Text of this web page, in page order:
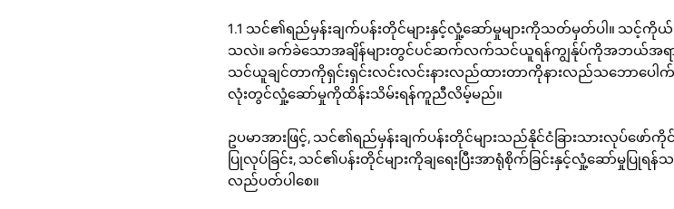
1.1 သင်၏ရည်မှန်းချက်ပန်းတိုင်များနှင့်လှုံ့ဆော်မှုများကိုသတ်မှတ်ပါ။ သင့်ကိုယ်
သလဲ။ ခက်ခဲသောအချိန်များတွင်ပင်ဆက်လက်သင်ယူရန်ကျွန်ုပ်ကိုအဘယ်အရာ
သင်ယူချင်တာကိုရှင်းရှင်းလင်းလင်းနားလည်ထားတာကိုနားလည်သဘောပေါက်
လုံးတွင်လှုံ့ဆော်မှုကိုထိန်းသိမ်းရန်ကူညီလိမ့်မည်။
ဥပမာအားဖြင့်, သင်၏ရည်မှန်းချက်ပန်းတိုင်များသည်နိုင်ငံခြားသားလုပ်
ပြုလုပ်ခြင်း, သင်၏ပန်းတိုင်များကိုချရေးပြီးအာရုံစိုက်ခြင်းနှင့်လှုံ့ဆော်မှုပ
လည်ပတ်ပါစေ။